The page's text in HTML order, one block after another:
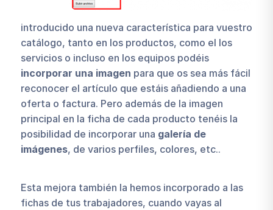
introducido una nueva característica para vuestro
catálogo, tanto en los productos, como el los
servicios o incluso en los equipos podéis
incorporar una imagen para que os sea más fácil
reconocer el artículo que estáis añadiendo a una
oferta o factura. Pero además de la imagen
principal en la ficha de cada producto tenéis la
posibilidad de incorporar una galería de
imágenes, de varios perfiles, colores, etc..
Esta mejora también la hemos incorporado a las
fichas de tus trabajadores, cuando vayas al